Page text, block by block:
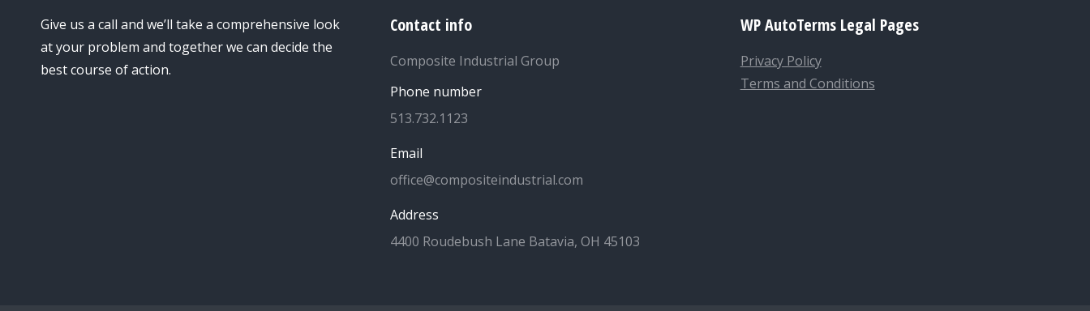
Give us a call and we’ll take a comprehensive look
at your problem and together we can decide the
best course of action.
Contact info
Composite Industrial Group
Phone number
513.732.1123
Email
office@compositeindustrial.com
Address
4400 Roudebush Lane Batavia, OH 45103
WP AutoTerms Legal Pages
Privacy Policy
Terms and Conditions